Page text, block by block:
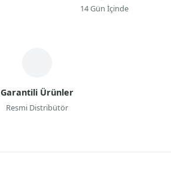
14 Gün İçinde
Garantili Ürünler
Resmi Distribütör